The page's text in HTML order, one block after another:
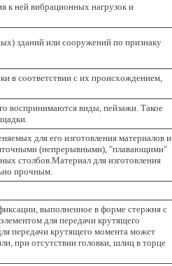
к ней вибрационных нагрузок и
зданий или сооружений по признаку
в соответствии с их происхождением,
воспринимаются виды, пейзажи. Такое
для его изготовления материалов и
(непрерывными), "плавающими"
столбов.Материал для изготовления
прочным.
выполненное в форме стержня с
для передачи крутящего
передачи крутящего момента может
при отсутствии головки, шлиц в торце